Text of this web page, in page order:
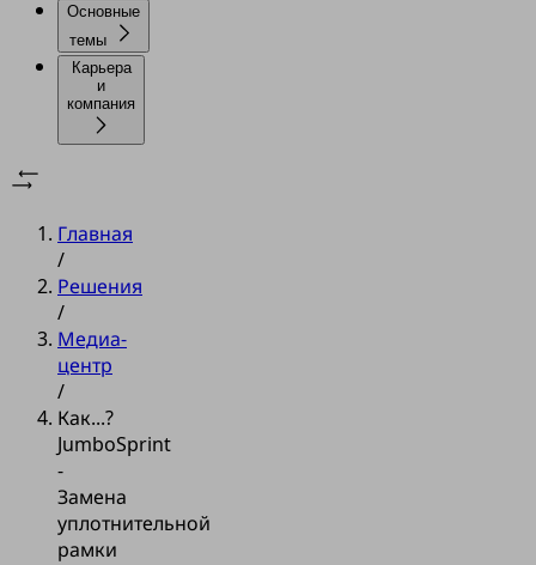
Основные
темы
Карьера
и
компания
Главная
/
Решения
/
Медиа-
центр
/
Как...?
JumboSprint
-
Замена
уплотнительной
рамки